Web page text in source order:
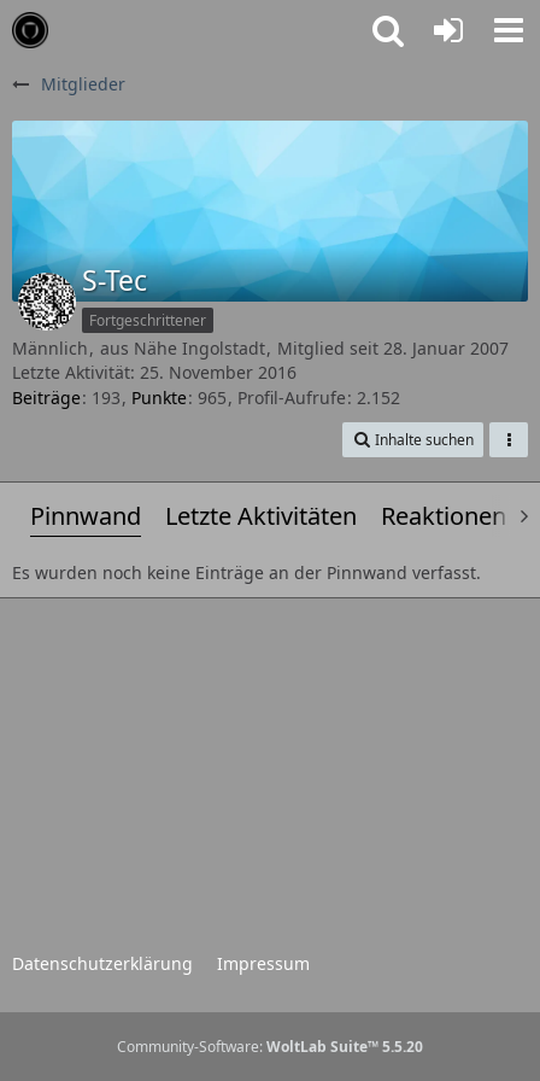
Mitglieder
S-Tec
Fortgeschrittener
Männlich aus Nähe Ingolstadt Mitglied seit 28. Januar 2007
Letzte Aktivität: 25. November 2016
Beiträge 193 Punkte 965 Profil-Aufrufe 2.152
Inhalte suchen
Pinnwand Letzte Aktivitäten Reaktionen
Es wurden noch keine Einträge an der Pinnwand verfasst.
Datenschutzerklärung Impressum
Community-Software: WoltLab Suite™ 5.5.20